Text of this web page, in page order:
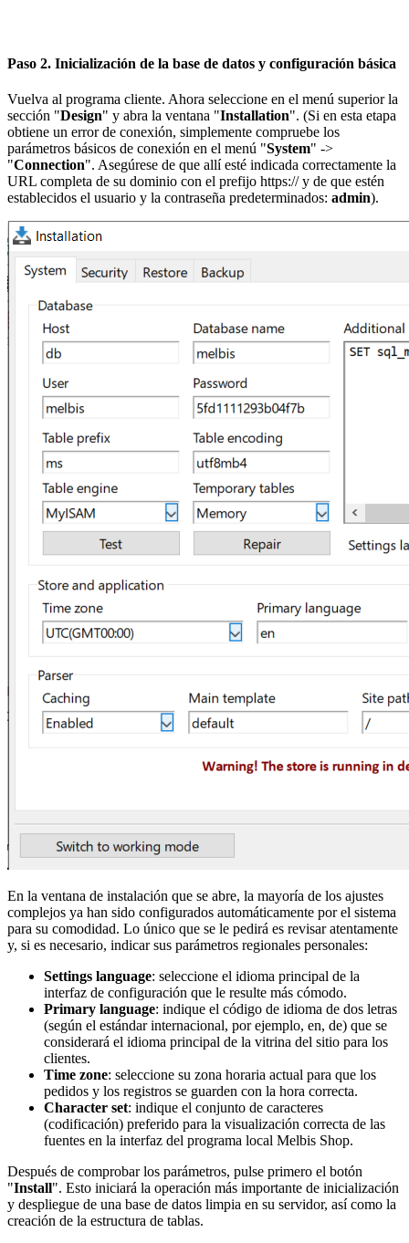
Paso 2. Inicialización de la base de datos y configuración básica
Vuelva al programa cliente. Ahora seleccione en el menú superior la
sección "Design" y abra la ventana "Installation". (Si en esta etapa
obtiene un error de conexión, simplemente compruebe los
parámetros básicos de conexión en el menú "System" ->
"Connection". Asegúrese de que allí esté indicada correctamente la
URL completa de su dominio con el prefijo https:// y de que estén
establecidos el usuario y la contraseña predeterminados: admin).
En la ventana de instalación que se abre, la mayoría de los ajustes
complejos ya han sido configurados automáticamente por el sistema
para su comodidad. Lo único que se le pedirá es revisar atentamente
y, si es necesario, indicar sus parámetros regionales personales:
Settings language: seleccione el idioma principal de la
interfaz de configuración que le resulte más cómodo.
Primary language: indique el código de idioma de dos letras
(según el estándar internacional, por ejemplo, en, de) que se
considerará el idioma principal de la vitrina del sitio para los
clientes.
Time zone: seleccione su zona horaria actual para que los
pedidos y los registros se guarden con la hora correcta.
Character set: indique el conjunto de caracteres
(codificación) preferido para la visualización correcta de las
fuentes en la interfaz del programa local Melbis Shop.
Después de comprobar los parámetros, pulse primero el botón
"Install". Esto iniciará la operación más importante de inicialización
y despliegue de una base de datos limpia en su servidor, así como la
creación de la estructura de tablas.